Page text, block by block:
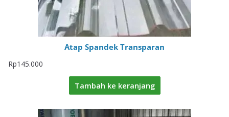
Atap Spandek Transparan
Rp145.000
Tambah ke keranjang